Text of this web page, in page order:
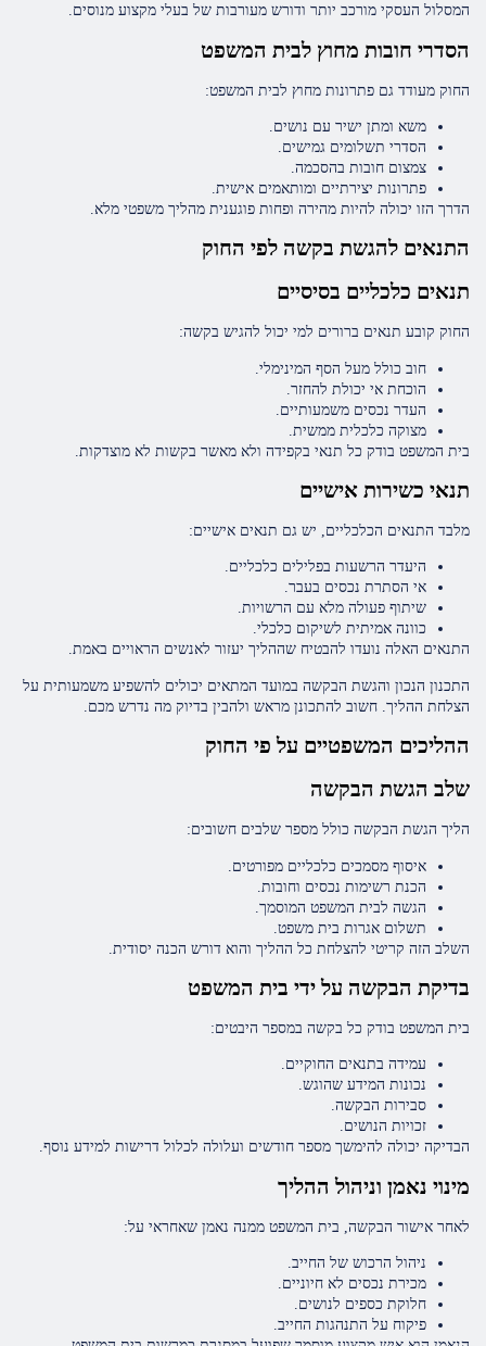
המסלול העסקי מורכב יותר ודורש מעורבות של בעלי מקצוע מנוסים.
הסדרי חובות מחוץ לבית המשפט
החוק מעודד גם פתרונות מחוץ לבית המשפט:
משא ומתן ישיר עם נושים.
הסדרי תשלומים גמישים.
צמצום חובות בהסכמה.
פתרונות יצירתיים ומותאמים אישית.
הדרך הזו יכולה להיות מהירה ופחות פוגענית מהליך משפטי מלא.
התנאים להגשת בקשה לפי החוק
תנאים כלכליים בסיסיים
החוק קובע תנאים ברורים למי יכול להגיש בקשה:
חוב כולל מעל הסף המינימלי.
הוכחת אי יכולת להחזר.
העדר נכסים משמעותיים.
מצוקה כלכלית ממשית.
בית המשפט בודק כל תנאי בקפידה ולא מאשר בקשות לא מוצדקות.
תנאי כשירות אישיים
מלבד התנאים הכלכליים, יש גם תנאים אישיים:
היעדר הרשעות בפלילים כלכליים.
אי הסתרת נכסים בעבר.
שיתוף פעולה מלא עם הרשויות.
כוונה אמיתית לשיקום כלכלי.
התנאים האלה נועדו להבטיח שההליך יעזור לאנשים הראויים באמת.
התכנון הנכון והגשת הבקשה במועד המתאים יכולים להשפיע משמעותית על
הצלחת ההליך. חשוב להתכונן מראש ולהבין בדיוק מה נדרש מכם.
ההליכים המשפטיים על פי החוק
שלב הגשת הבקשה
הליך הגשת הבקשה כולל מספר שלבים חשובים:
איסוף מסמכים כלכליים מפורטים.
הכנת רשימות נכסים וחובות.
הגשה לבית המשפט המוסמך.
תשלום אגרות בית משפט.
השלב הזה קריטי להצלחת כל ההליך והוא דורש הכנה יסודית.
בדיקת הבקשה על ידי בית המשפט
בית המשפט בודק כל בקשה במספר היבטים:
עמידה בתנאים החוקיים.
נכונות המידע שהוגש.
סבירות הבקשה.
זכויות הנושים.
הבדיקה יכולה להימשך מספר חודשים ועלולה לכלול דרישות למידע נוסף.
מינוי נאמן וניהול ההליך
לאחר אישור הבקשה, בית המשפט ממנה נאמן שאחראי על:
ניהול הרכוש של החייב.
מכירת נכסים לא חיוניים.
חלוקת כספים לנושים.
פיקוח על התנהגות החייב.